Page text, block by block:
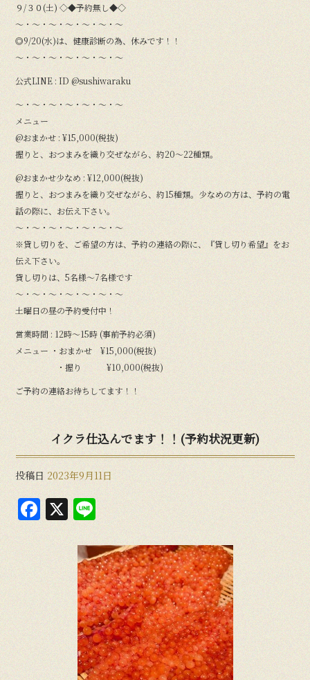
９/３０(土) ◇◆予約無し◆◇
〜・〜・〜・〜・〜・〜・〜
◎9/20(水)は、健康診断の為、休みです！！
〜・〜・〜・〜・〜・〜・〜
公式LINE : ID @sushiwaraku
〜・〜・〜・〜・〜・〜・〜
メニュー
@おまかせ : ¥15,000(税抜)
握りと、おつまみを織り交ぜながら、約20〜22種類。
@おまかせ少なめ : ¥12,000(税抜)
握りと、おつまみを織り交ぜながら、約15種類。少なめの方は、予約の電
話の際に、お伝え下さい。
〜・〜・〜・〜・〜・〜・〜
※貸し切りを、ご希望の方は、予約の連絡の際に、『貸し切り希望』をお
伝え下さい。
貸し切りは、5名様〜7名様です
〜・〜・〜・〜・〜・〜・〜
土曜日の昼の予約受付中！
営業時間 : 12時〜15時 (事前予約必須)
メニュー ・おまかせ ¥15,000(税抜)
・握り ¥10,000(税抜)
ご予約の連絡お待ちしてます！！
イクラ仕込んでます！！(予約状況更新)
投稿日 2023年9月11日
F
a
X
e